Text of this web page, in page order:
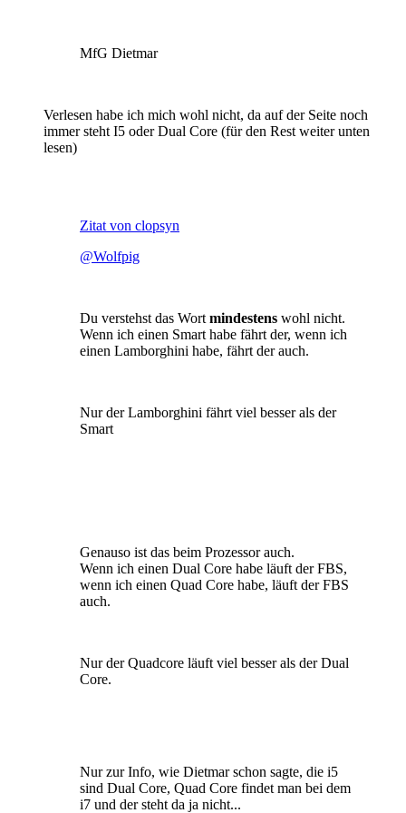
MfG Dietmar
Verlesen habe ich mich wohl nicht, da auf der Seite noch
immer steht I5 oder Dual Core (für den Rest weiter unten
lesen)
Zitat von clopsyn
@Wolfpig
Du verstehst das Wort mindestens wohl nicht.
Wenn ich einen Smart habe fährt der, wenn ich
einen Lamborghini habe, fährt der auch.
Nur der Lamborghini fährt viel besser als der
Smart
Genauso ist das beim Prozessor auch.
Wenn ich einen Dual Core habe läuft der FBS,
wenn ich einen Quad Core habe, läuft der FBS
auch.
Nur der Quadcore läuft viel besser als der Dual
Core.
Nur zur Info, wie Dietmar schon sagte, die i5
sind Dual Core, Quad Core findet man bei dem
i7 und der steht da ja nicht...